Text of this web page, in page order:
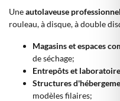
Uneautolaveuse
rouleau, à disque, à double
Magasins et espaces
de séchage;
Entrepôts et
Structures
modèles filaires;